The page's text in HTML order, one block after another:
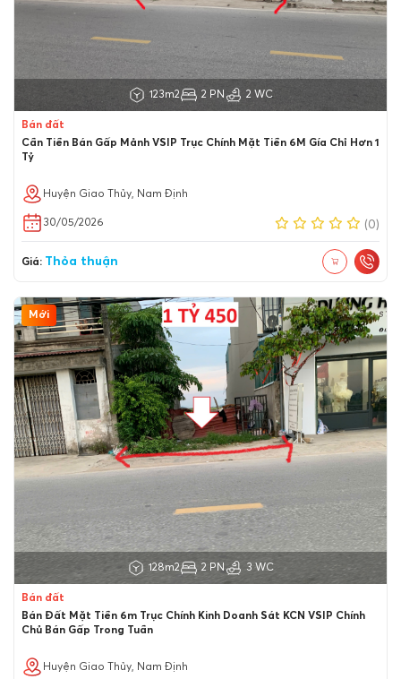
123m2 2 PN 2 WC
Bán đất
Cần Tiền Bán Gấp Mảnh VSIP Trục Chính Mặt Tiền 6M Gía Chỉ Hơn 1
Tỷ
Huyện Giao Thủy, Nam Định
30/05/2026 (0)
Giá: Thỏa thuận
Mới
128m2 2 PN 3 WC
Bán đất
Bán Đất Mặt Tiền 6m Trục Chính Kinh Doanh Sát KCN VSIP Chính
Chủ Bán Gấp Trong Tuần
Huyện Giao Thủy, Nam Định